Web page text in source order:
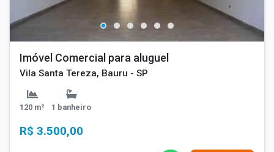
Imóvel Comercial para aluguel
Vila Santa Tereza, Bauru - SP
120 m² 1 banheiro
R$ 3.500,00